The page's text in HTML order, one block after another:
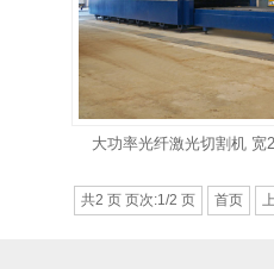
大功率光纤激光切割机 宽
共2 页 页次:1/2 页 首页